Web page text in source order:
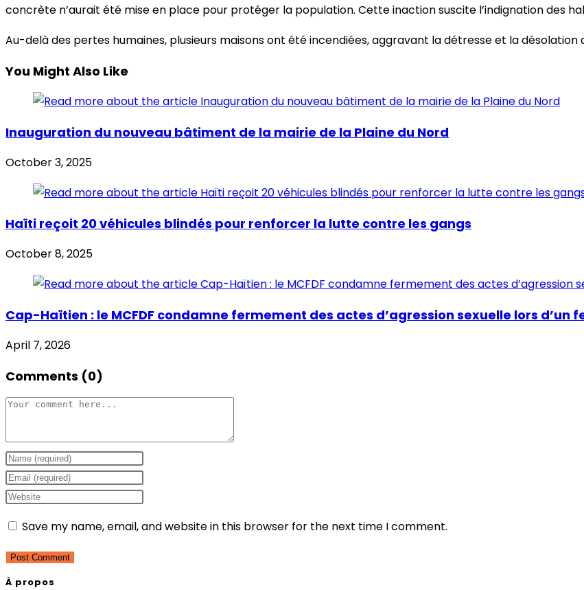
concrète n’aurait été mise en place pour protéger la population. Cette inaction suscite l’indignation des
Au-delà des pertes humaines, plusieurs maisons ont été incendiées, aggravant la détresse et la désolation
You Might Also Like
Inauguration du nouveau bâtiment de la mairie de la Plaine du Nord
October 3, 2025
Haïti reçoit 20 véhicules blindés pour renforcer la lutte contre les gangs
October 8, 2025
Cap-Haïtien : le MCFDF condamne fermement des actes d’agression sexuelle lors d’un
April 7, 2026
Comments (0)
Comment
Enter
your
name
username
to
comment
Enter
your
address
to
comment
Enter
website
URL
(optional)
Save my name, email, and website in this browser for the next time I comment.
À propos